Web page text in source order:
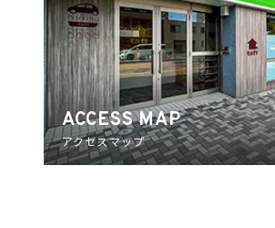
ACCESS MAP
アクセスマップ